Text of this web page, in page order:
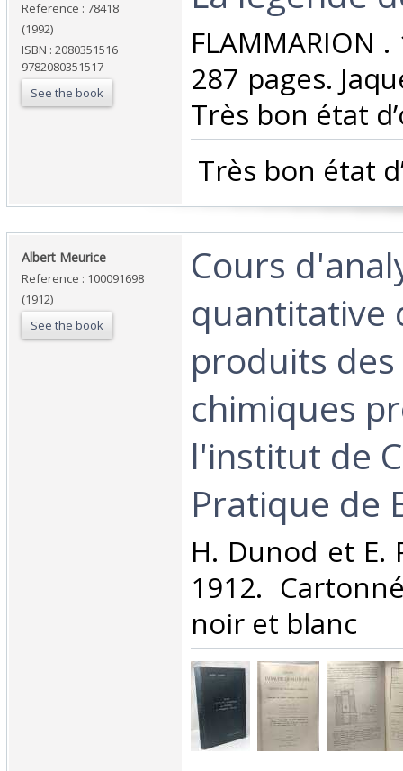
Reference : 78418
(1992)
ISBN : 2080351516
9782080351517
See the book
‎FLAMMARION
287 pages.
Très bon état
Très bon état
‎Albert Meurice‎
Reference : 100091698
(1912)
See the book
‎Cours
quantitative
produits
chimiques
l'institut de
Pratique de
‎H. Dunod et E.
1912.
noir et blanc‎